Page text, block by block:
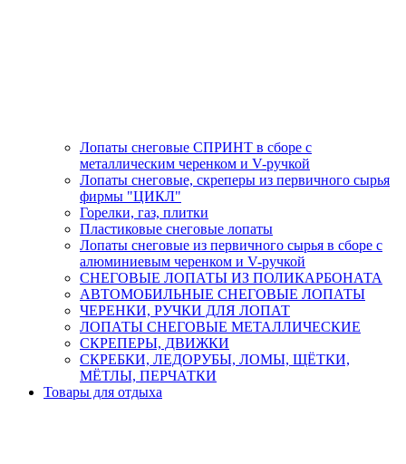
Лопаты снеговые СПРИНТ в сборе с
металлическим черенком и V-ручкой
Лопаты снеговые, скреперы из первичного сырья
фирмы "ЦИКЛ"
Горелки, газ, плитки
Пластиковые снеговые лопаты
Лопаты снеговые из первичного сырья в сборе с
алюминиевым черенком и V-ручкой
СНЕГОВЫЕ ЛОПАТЫ ИЗ ПОЛИКАРБОНАТА
АВТОМОБИЛЬНЫЕ СНЕГОВЫЕ ЛОПАТЫ
ЧЕРЕНКИ, РУЧКИ ДЛЯ ЛОПАТ
ЛОПАТЫ СНЕГОВЫЕ МЕТАЛЛИЧЕСКИЕ
СКРЕПЕРЫ, ДВИЖКИ
СКРЕБКИ, ЛЕДОРУБЫ, ЛОМЫ, ЩЁТКИ,
МЁТЛЫ, ПЕРЧАТКИ
Товары для отдыха